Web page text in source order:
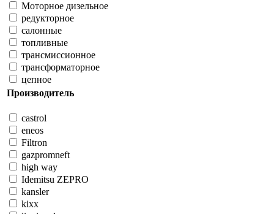
Моторное дизельное
редукторное
салонные
топливные
трансмиссионное
трансформаторное
цепное
Производитель
castrol
eneos
Filtron
gazpromneft
high way
Idemitsu ZEPRO
kansler
kixx